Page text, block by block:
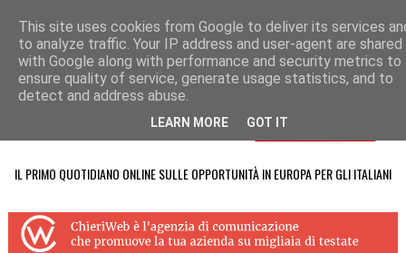
IL PRIMO QUOTIDIANO ONLINE SULLE OPPORTUNITÀ IN EUROPA PER GLI ITALIANI
This site uses cookies from Google to deliver its services
to analyze traffic. Your IP address and user-agent are shared
with Google along with performance and security metrics to
ensure quality of service, generate usage statistics, and to
detect and address abuse.
LEARN MORE GOT IT